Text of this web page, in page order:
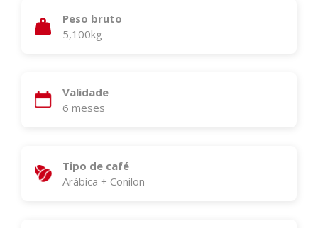
Peso bruto
5,100kg
Validade
6 meses
Tipo de café
Arábica + Conilon